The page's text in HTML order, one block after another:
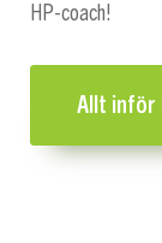
HP-coach!
Allt inför